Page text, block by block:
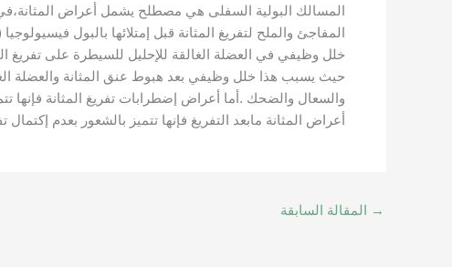
المسالك البولية السفلى هي مصطلح يشمل أعراض المثانة،في
خلل وظيفي في العضلة الغالقة للإحليل للسيطرة على تفريغ
حيث يسبب هذا خلل وظيفي بعد هبوط عنق المثانة والعضلة
والسعال والضحك .أما أعراض إضطرابات تفريغ المثانة فإنها
أعراض المثانة مابعد التفريغ فإنها تتميز بالشعور بعدم
→ المقالة السابقة